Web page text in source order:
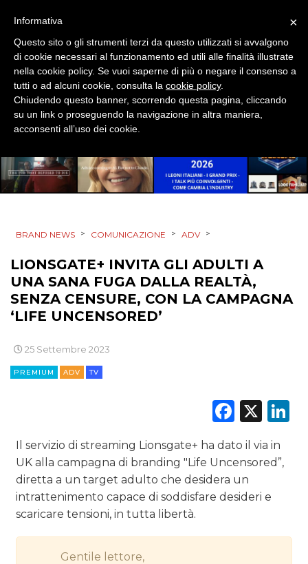
EVENTI
MOBILE
PROMOZIONI
PUNTI VENDITA
CINEMA
DIGITALE
EDITORIA
RADIO / AUDIO
TV
BRAND NEWS > COMUNICAZIONE > ADV >
LIONSGATE+ INVITA GLI ADULTI A
UNA SANA FUGA DALLA REALTÀ,
SENZA CENSURE, CON LA CAMPAGNA
‘LIFE UNCENSORED’
25 Settembre 2023
PREMIUM ADV TV
X
Il servizio di streaming Lionsgate+ ha dato il via in
UK alla campagna di branding "Life Uncensored”,
diretta a un target adulto che desidera un
intrattenimento capace di soddisfare desideri e
scaricare tensioni, in tutta libertà.
Gentile lettore,
×
Informativa
Questo sito o gli strumenti terzi da questo utilizzati si avvalgono
di cookie necessari al funzionamento ed utili alle finalità illustrate
nella cookie policy. Se vuoi saperne di più o negare il consenso a
tutti o ad alcuni cookie, consulta la cookie policy.
Chiudendo questo banner, scorrendo questa pagina, cliccando
su un link o proseguendo la navigazione in altra maniera,
acconsenti all’uso dei cookie.